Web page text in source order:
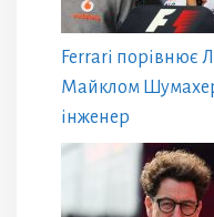
Ferrari порівнює
Майклом
інженер